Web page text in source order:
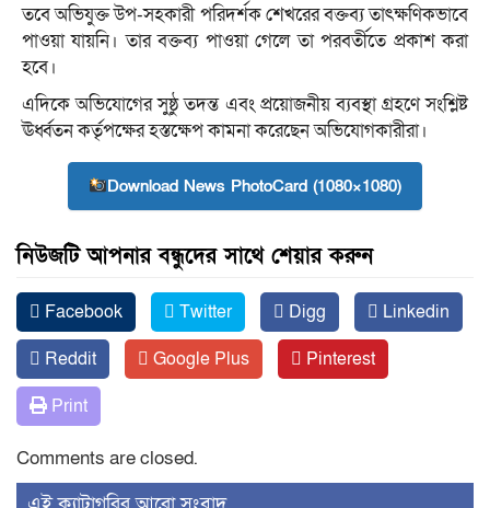
তবে অভিযুক্ত উপ-সহকারী পরিদর্শক শেখরের বক্তব্য তাৎক্ষণিকভাবে
পাওয়া যায়নি। তার বক্তব্য পাওয়া গেলে তা পরবর্তীতে প্রকাশ করা
হবে।
এদিকে অভিযোগের সুষ্ঠু তদন্ত এবং প্রয়োজনীয় ব্যবস্থা গ্রহণে সংশ্লিষ্ট
ঊর্ধ্বতন কর্তৃপক্ষের হস্তক্ষেপ কামনা করেছেন অভিযোগকারীরা।
Download News PhotoCard (1080×1080)
নিউজটি আপনার বন্ধুদের সাথে শেয়ার করুন
Facebook Twitter Digg
Linkedin
Reddit
Google Plus
Pinterest
Print
Comments are closed.